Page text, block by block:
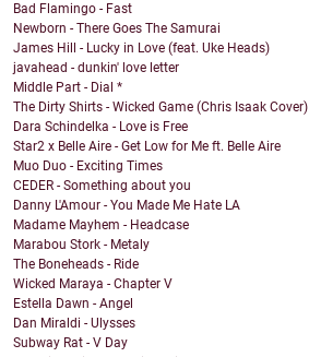
Bad Flamingo - Fast
Newborn - There Goes The Samurai
James Hill - Lucky in Love (feat. Uke Heads)
javahead - dunkin' love letter
Middle Part - Dial *
The Dirty Shirts - Wicked Game (Chris Isaak Cover)
Dara Schindelka - Love is Free
Star2 x Belle Aire - Get Low for Me ft. Belle Aire
Muo Duo - Exciting Times
CEDER - Something about you
Danny L'Amour - You Made Me Hate LA
Madame Mayhem - Headcase
Marabou Stork - Metaly
The Boneheads - Ride
Wicked Maraya - Chapter V
Estella Dawn - Angel
Dan Miraldi - Ulysses
Subway Rat - V Day